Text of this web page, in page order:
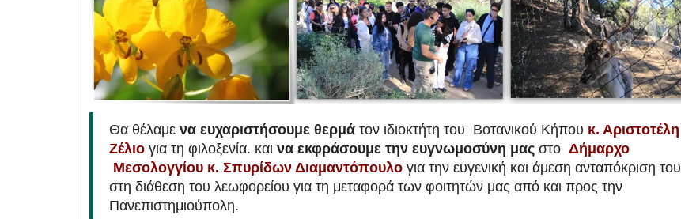
Θα θέλαμε να ευχαριστήσουμε θερμά τον ιδιοκτήτη του Βοτανικού Κήπου κ. Αριστοτέλη
Ζέλιο για τη φιλοξενία. και να εκφράσουμε την ευγνωμοσύνη μας στο Δήμαρχο
Μεσολογγίου κ. Σπυρίδων Διαμαντόπουλο για την ευγενική και άμεση ανταπόκριση του
στη διάθεση του λεωφορείου για τη μεταφορά των φοιτητών μας από και προς την
Πανεπιστημιούπολη.